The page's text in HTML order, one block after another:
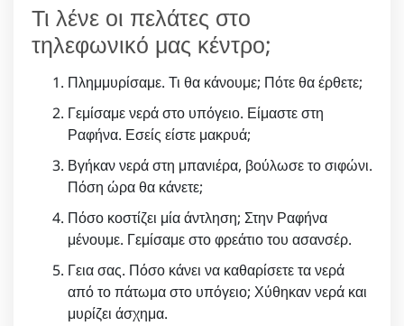
Τι λένε οι πελάτες στο
τηλεφωνικό μας κέντρο;
Πλημμυρίσαμε. Τι θα κάνουμε; Πότε θα έρθετε;
Γεμίσαμε νερά στο υπόγειο. Είμαστε στη
Ραφήνα. Εσείς είστε μακρυά;
Βγήκαν νερά στη μπανιέρα, βούλωσε το σιφώνι.
Πόση ώρα θα κάνετε;
Πόσο κοστίζει μία άντληση; Στην Ραφήνα
μένουμε. Γεμίσαμε στο φρεάτιο του ασανσέρ.
Γεια σας. Πόσο κάνει να καθαρίσετε τα νερά
από το πάτωμα στο υπόγειο; Χύθηκαν νερά και
μυρίζει άσχημα.